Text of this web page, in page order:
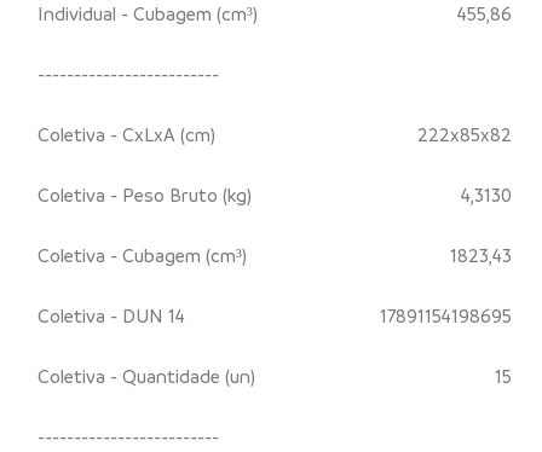
Individual - Cubagem (cm³) 455,86
-------------------------
Coletiva - CxLxA (cm) 222x85x82
Coletiva - Peso Bruto (kg) 4,3130
Coletiva - Cubagem (cm³) 1823,43
Coletiva - DUN 14 17891154198695
Coletiva - Quantidade (un) 15
-------------------------